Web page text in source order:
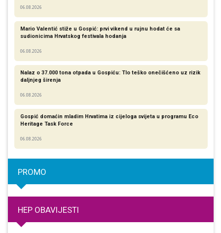
06.08.2026
Mario Valentić stiže u Gospić: prvi vikend u rujnu hodat će sa
sudionicima Hrvatskog festivala hodanja
06.08.2026
Nalaz o 37.000 tona otpada u Gospiću: Tlo teško onečišćeno uz rizik
daljnjeg širenja
06.08.2026
Gospić domaćin mladim Hrvatima iz cijeloga svijeta u programu Eco
Heritage Task Force
06.08.2026
PROMO
HEP OBAVIJESTI